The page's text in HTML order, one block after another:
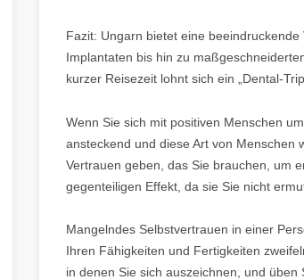
Fazit: Ungarn bietet eine
Implantaten bis hin zu
kurzer Reisezeit lohnt sich ein „Dental-
Wenn Sie sich mit positiven Menschen
ansteckend und diese Art von Menschen
Vertrauen geben, das Sie brauchen, um
gegenteiligen Effekt, da sie Sie nicht
Mangelndes Selbstvertrauen in einer
Ihren Fähigkeiten und Fertigkeiten
in denen Sie sich auszeichnen, und